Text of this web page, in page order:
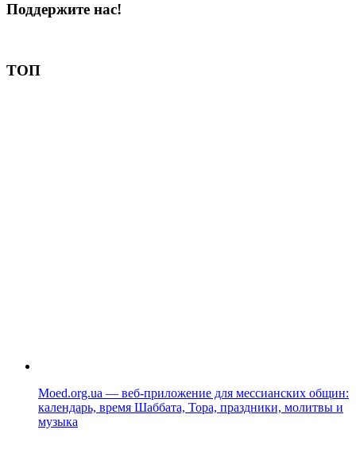
Поддержите нас!
ТОП
Moed.org.ua — веб-приложение для мессианских общин:
календарь, время Шаббата, Тора, праздники, молитвы и
музыка